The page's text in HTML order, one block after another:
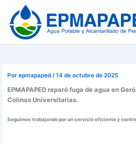
contenido
Porepmapaped/14 de octubre de 2025
EPMAPAPED reparó fuga de agua en
Colinas Universitarias.
Seguimos trabajando por un servicio eficiente y